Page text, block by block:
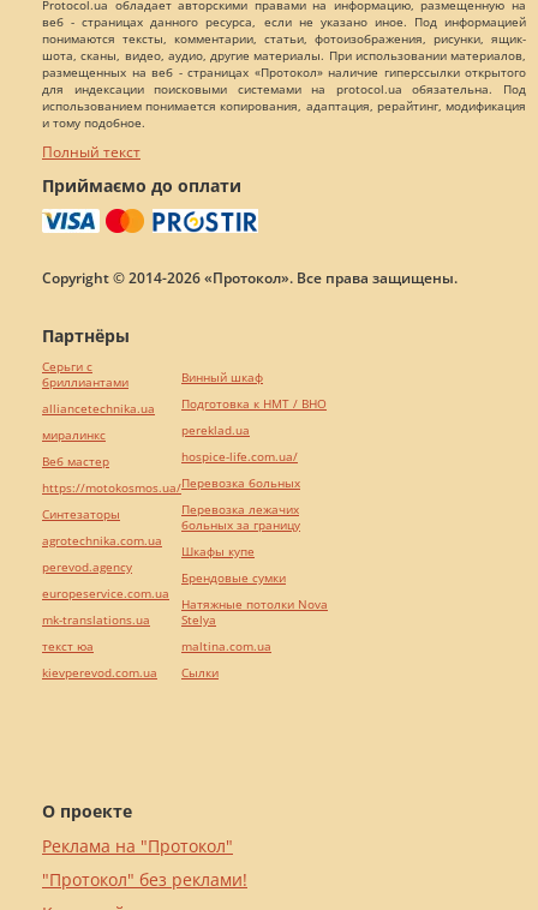
Protocol.ua обладает авторскими правами на информацию, размещенную на
веб - страницах данного ресурса, если не указано иное. Под информацией
понимаются тексты, комментарии, статьи, фотоизображения, рисунки, ящик-
шота, сканы, видео, аудио, другие материалы. При использовании материалов,
размещенных на веб - страницах «Протокол» наличие гиперссылки открытого
для индексации поисковыми системами на protocol.ua обязательна. Под
использованием понимается копирования, адаптация, рерайтинг, модификация
и тому подобное.
Полный текст
Приймаємо до оплати
Copyright © 2014-2026 «Протокол». Все права защищены.
О проекте
Реклама на "Протокол"
"Протокол" без реклами!
Партнёры
Серьги с
бриллиантами
alliancetechnika.ua
миралинкс
Веб мастер
https://motokosmos.ua/
Синтезаторы
agrotechnika.com.ua
perevod.agency
europeservice.com.ua
mk-translations.ua
текст юа
kievperevod.com.ua
Винный шкаф
Подготовка к НМТ / ВНО
pereklad.ua
hospice-life.com.ua/
Перевозка больных
Перевозка лежачих
больных за границу
Шкафы купе
Брендовые сумки
Натяжные потолки Nova
Stelya
maltina.com.ua
Cылки